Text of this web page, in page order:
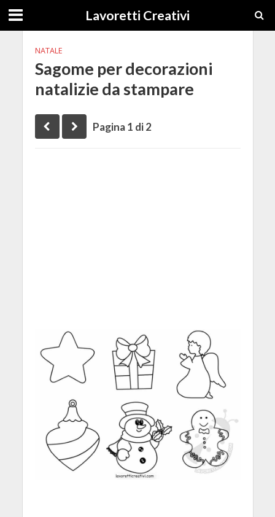
Lavoretti Creativi
NATALE
Sagome per decorazioni
natalizie da stampare
Pagina 1 di 2